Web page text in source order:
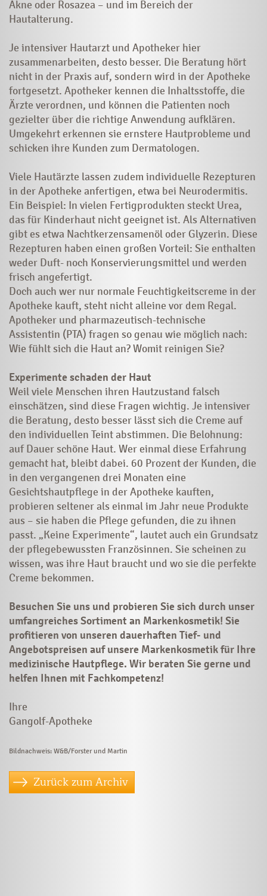
Akne oder Rosazea – und im Bereich der
Hautalterung.
Je intensiver Hautarzt und Apotheker hier
zusammenarbeiten, desto besser. Die Beratung hört
nicht in der Praxis auf, sondern wird in der Apotheke
fortgesetzt. Apotheker kennen die Inhaltsstoffe, die
Ärzte verordnen, und können die ­Patienten noch
gezielter über die richtige ­­Anwendung aufklären.
Umgekehrt erkennen sie ernstere Hautprobleme und
schicken ihre Kunden zum Dermatologen.
Viele Hautärzte lassen zudem individuelle Rezepturen
in der Apotheke anfertigen, etwa bei Neurodermitis.
Ein Beispiel: In vielen Fertigprodukten steckt Urea,
das für Kinderhaut nicht geeignet ist. Als Alternativen
gibt es etwa Nachtkerzensamenöl oder Glyzerin. Diese
Rezepturen haben einen großen Vorteil: Sie enthalten
weder Duft- noch Konservierungsmittel und werden
frisch angefertigt.
Doch auch wer nur normale Feuchtigkeitscreme in der
Apotheke kauft, steht nicht alleine vor dem Regal.
Apotheker und pharmazeutisch-technische
Assistentin (PTA) fragen so genau wie möglich nach:
Wie fühlt sich die Haut an? Womit reinigen Sie?
Experimente schaden der Haut
Weil viele Menschen ihren Hautzustand falsch
einschätzen, sind diese Fragen wichtig. Je intensiver
die Beratung, desto besser lässt sich die Creme auf
den individuellen Teint abstimmen. Die Belohnung:
auf Dauer schöne Haut. Wer einmal diese Erfahrung
gemacht hat, bleibt dabei. 60 Prozent der Kunden, die
in den vergangenen drei Monaten eine
Gesichtshautpflege in der Apotheke kauften,
probieren seltener als einmal im Jahr neue Produkte
aus – sie haben die Pflege gefunden, die zu ihnen
passt. „Keine Experimente“, lautet auch ein Grundsatz
der pflegebewussten Französinnen. Sie scheinen zu
wissen, was ihre Haut braucht und wo sie die perfekte
Creme bekommen.
Besuchen Sie uns und probieren Sie sich durch unser
umfangreiches Sortiment an Markenkosmetik! Sie
profitieren von unseren dauerhaften Tief- und
Angebotspreisen auf unsere Markenkosmetik für Ihre
medizinische Hautpflege. Wir beraten Sie gerne und
helfen Ihnen mit Fachkompetenz!
Ihre
Gangolf-Apotheke
Bildnachweis: W&B/Forster und Martin
Zurück zum Archiv